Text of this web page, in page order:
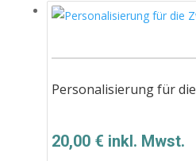
Personalisierung für
20,00 € inkl. Mwst.